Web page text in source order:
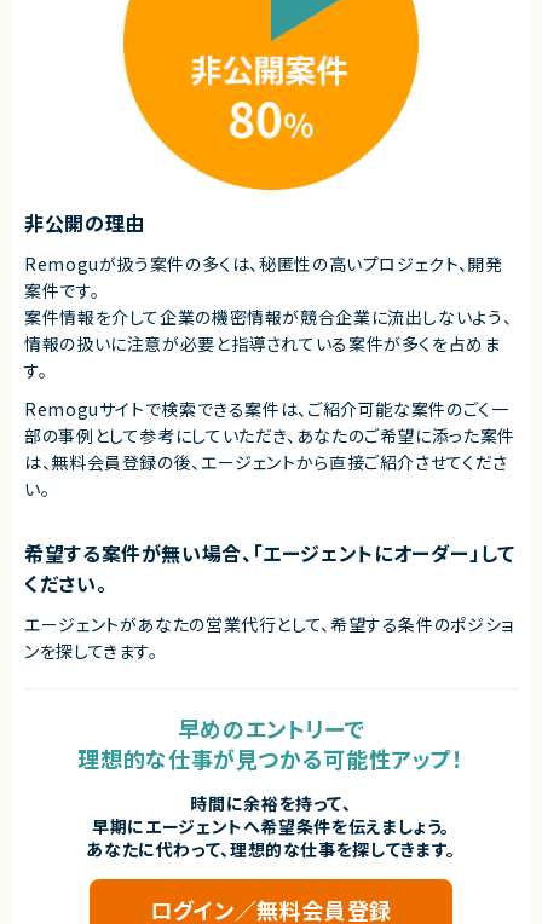
非公開の理由
Remoguが扱う案件の多くは、秘匿性の高いプロジェクト、開発
案件です。
案件情報を介して企業の機密情報が競合企業に流出しないよう、
情報の扱いに注意が必要と指導されている案件が多くを占めま
す。
Remoguサイトで検索できる案件は、ご紹介可能な案件のごく一
部の事例として参考にしていただき、 あなたのご希望に添った案件
は、無料会員登録の後、エージェントから直接ご紹介させてくださ
い。
希望する案件が無い場合、「エージェントにオーダー」して
ください。
エージェントがあなたの営業代行として、希望する条件のポジショ
ンを探してきます。
早めのエントリーで
理想的な仕事が見つかる可能性アップ！
時間に余裕を持って、
早期にエージェントへ希望条件を伝えましょう。
あなたに代わって、理想的な仕事を探してきます。
ログイン／無料会員登録